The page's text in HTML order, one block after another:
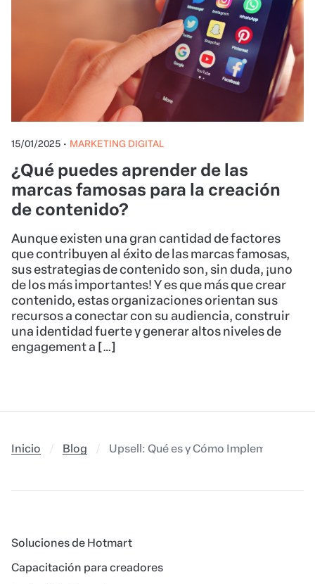
15/01/2025 • MARKETING DIGITAL
¿Qué puedes aprender de las
marcas famosas para la creación
de contenido?
Aunque existen una gran cantidad de factores
que contribuyen al éxito de las marcas famosas,
sus estrategias de contenido son, sin duda, ¡uno
de los más importantes! Y es que más que crear
contenido, estas organizaciones orientan sus
recursos a conectar con su audiencia, construir
una identidad fuerte y generar altos niveles de
engagement a […]
Inicio Blog Upsell: Qué es y Cómo Implementarlo
Soluciones de Hotmart
Capacitación para creadores